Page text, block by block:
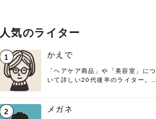
人気のライター
1 かえで
「ヘアケア商品」や「美容室」につ
いて詳しい20代後半のライター。楽
す！
2 メガネ